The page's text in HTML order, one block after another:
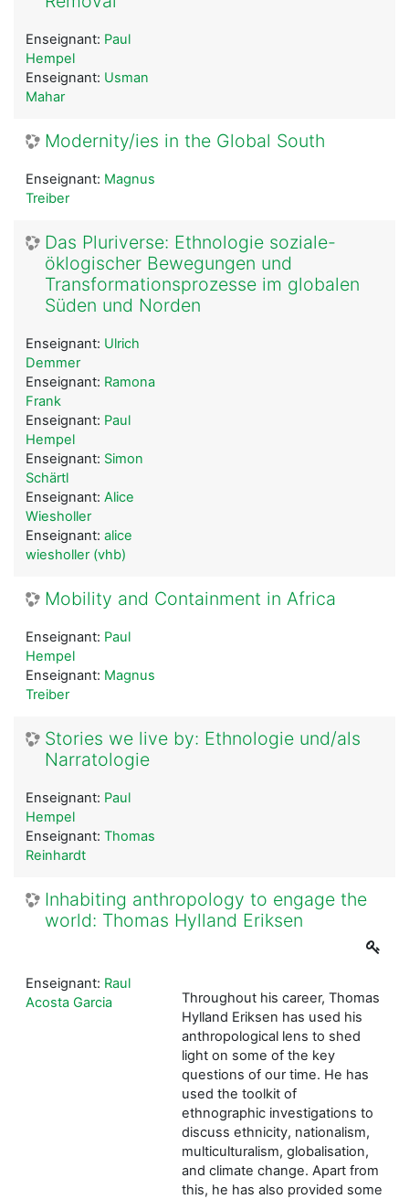
Enseignant: Paul
Hempel
Enseignant: Usman
Mahar
Modernity/ies in the Global South
Enseignant: Magnus
Treiber
Das Pluriverse: Ethnologie soziale-
öklogischer Bewegungen und
Transformationsprozesse im globalen
Süden und Norden
Enseignant: Ulrich
Demmer
Enseignant: Ramona
Frank
Enseignant: Paul
Hempel
Enseignant: Simon
Schärtl
Enseignant: Alice
Wiesholler
Enseignant: alice
wiesholler (vhb)
Mobility and Containment in Africa
Enseignant: Paul
Hempel
Enseignant: Magnus
Treiber
Stories we live by: Ethnologie und/als
Narratologie
Enseignant: Paul
Hempel
Enseignant: Thomas
Reinhardt
Inhabiting anthropology to engage the
world: Thomas Hylland Eriksen
Throughout his career, Thomas
Hylland Eriksen has used his
anthropological lens to shed
light on some of the key
questions of our time. He has
used the toolkit of
ethnographic investigations to
discuss ethnicity, nationalism,
multiculturalism, globalisation,
and climate change. Apart from
this, he has also provided some
Enseignant: Raul
Acosta Garcia